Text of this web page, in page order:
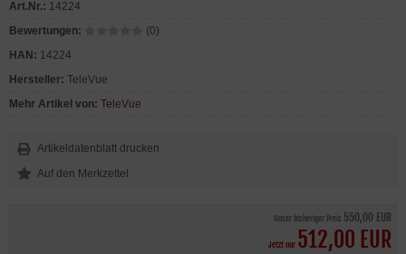
Unser bisheriger Preis 550,00 EUR
Jetzt nur 512,00 EUR
Art.Nr.: 14224
Bewertungen:
(0)
HAN: 14224
Hersteller: TeleVue
Mehr Artikel von: TeleVue
Artikeldatenblatt drucken